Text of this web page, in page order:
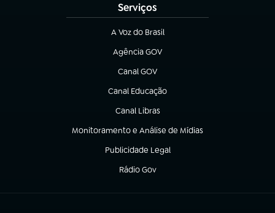
Serviços
A Voz do Brasil
(abre em nova aba)
Agência GOV
(abre em nova aba)
Canal GOV
(abre em nova aba)
Canal Educação
(abre em nova aba)
Canal Libras
(abre em nova aba)
Monitoramento e Análise de Mídias
(abre em nova aba)
Publicidade Legal
(abre em nova aba)
Rádio Gov
(abre em nova aba)